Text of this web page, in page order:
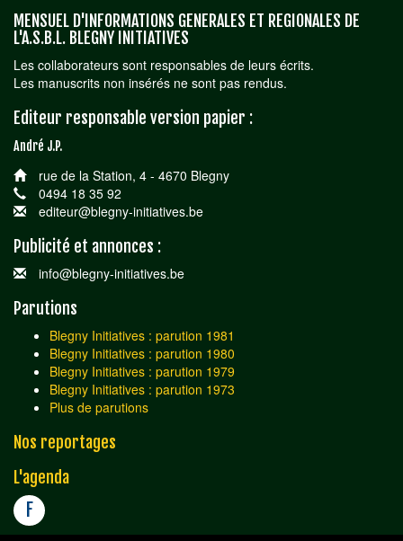
MENSUEL D'INFORMATIONS GENERALES ET REGIONALES DE
L'A.S.B.L. BLEGNY INITIATIVES
Les collaborateurs sont responsables de leurs écrits.
Les manuscrits non insérés ne sont pas rendus.
Editeur responsable version papier :
André J.P.
rue de la Station, 4 - 4670 Blegny
0494 18 35 92
editeur@blegny-initiatives.be
Publicité et annonces :
info@blegny-initiatives.be
Parutions
Blegny Initiatives : parution 1981
Blegny Initiatives : parution 1980
Blegny Initiatives : parution 1979
Blegny Initiatives : parution 1973
Plus de parutions
Nos reportages
L'agenda
F